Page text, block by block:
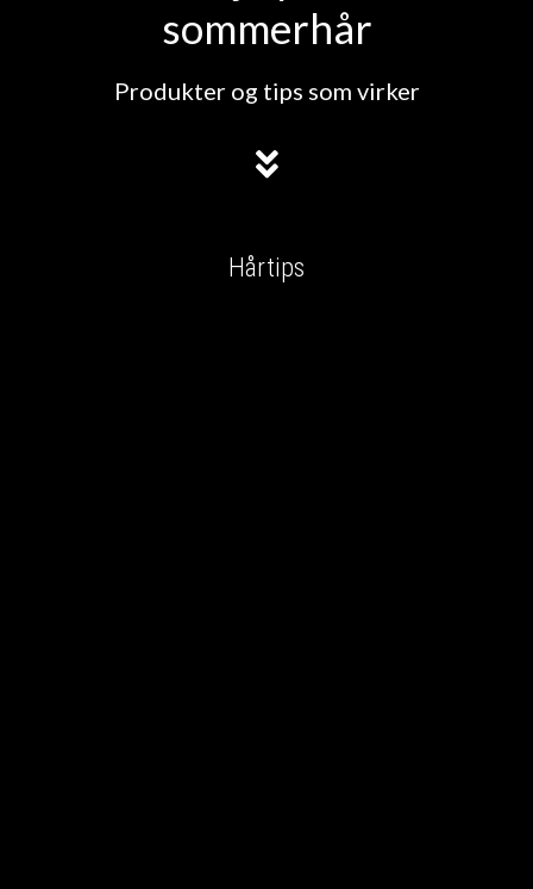
sommerhår
Produkter og tips som virker
Hårtips